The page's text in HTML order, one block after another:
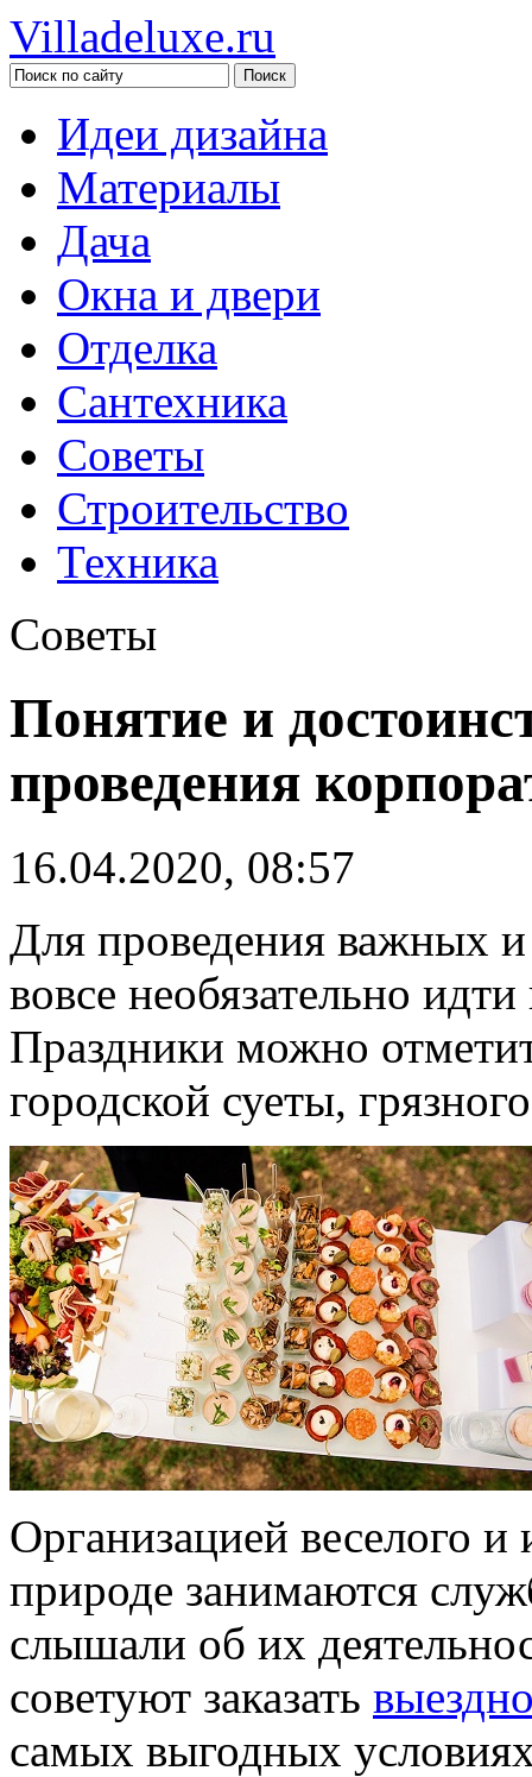
Villadeluxe.ru
Идеи дизайна
Материалы
Дача
Окна и двери
Отделка
Сантехника
Советы
Строительство
Техника
Советы
Понятие и
проведения
16.04.2020, 08:57
Для проведения важных
вовсе необязательно
Праздники можно
городской суеты,
Организацией веселого и
природе занимаются
слышали об их
советуют заказать
самых выгодных